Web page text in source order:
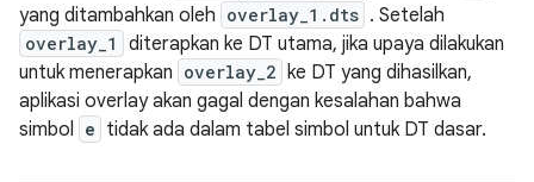
yang ditambahkan oleh overlay_1.dts . Setelah
overlay_1
diterapkan ke DT utama, jika upaya dilakukan
untuk menerapkan overlay_2 ke DT yang dihasilkan,
aplikasi overlay akan gagal dengan kesalahan bahwa
simbol e tidak ada dalam tabel simbol untuk DT dasar.